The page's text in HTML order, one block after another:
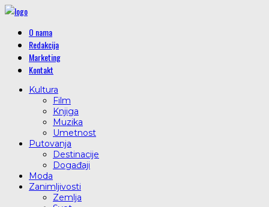
O nama
Redakcija
Marketing
Kontakt
Kultura
Film
Knjiga
Muzika
Umetnost
Putovanja
Destinacije
Događaji
Moda
Zanimljivosti
Zemlja